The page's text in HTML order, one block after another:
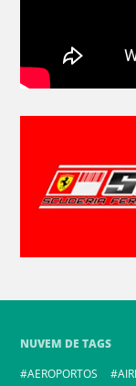
NUVEM DE TAGS
AEROPORTOS